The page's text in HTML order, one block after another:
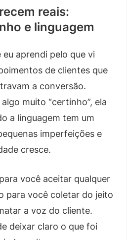
reais:
e linguagem
aprendi pelo que vi
de clientes que
a conversão.
muito “certinho”, ela
a linguagem tem um
imperfeições e
cresce.
você aceitar qualquer
para você coletar do jeito
a voz do cliente.
deixar claro o que foi